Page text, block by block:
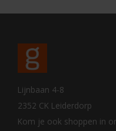
Lijnbaan 4-8
2352 CK Leiderdorp
Kom je ook shoppen in